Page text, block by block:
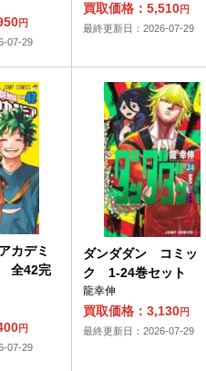
円
07-29
買取価格：5,510円
最終更新日：2026-07-29
カデミ
全42完
円
07-29
ダンダダン コミッ
ク 1-24巻セット
龍幸伸
買取価格：3,130円
最終更新日：2026-07-29